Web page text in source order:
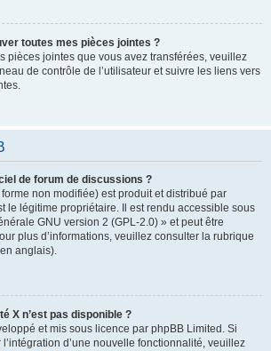
toutes mes pièces jointes ?
pièces jointes que vous avez transférées, veuillez
de contrôle de l’utilisateur et suivre les liens vers
de forum de discussions ?
non modifiée) est produit et distribué par
le légitime propriétaire. Il est rendu accessible sous
GNU version 2 (GPL-2.0) » et peut être
plus d’informations, veuillez consulter la rubrique
anglais).
X n’est pas disponible ?
et mis sous licence par phpBB Limited. Si
d’une nouvelle fonctionnalité, veuillez